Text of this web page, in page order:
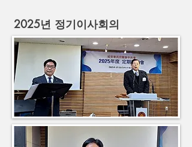
2025년 정기이사회의